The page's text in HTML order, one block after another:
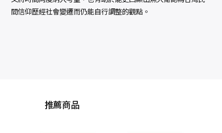
間信仰歷經社會變遷而仍能自行調整的觀點。
推薦商品